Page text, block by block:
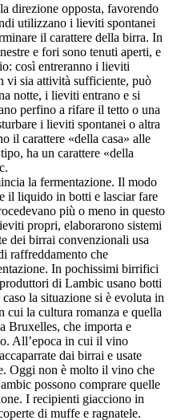
direzione opposta, favorendo
utilizzano i lieviti spontanei
il carattere della birra. In
e fori sono tenuti aperti, e
così entreranno i lieviti
vi sia attività sufficiente, può
notte, i lieviti entrano e si
perfino a rifare il tetto o una
i lieviti spontanei o altra
il carattere «della casa» alle
ha un carattere «della
la fermentazione. Il modo
il liquido in botti e lasciar fare
più o meno in questo
propri, elaborarono sistemi
dei birrai convenzionali usa
raffreddamento che
In pochissimi birrifici
di Lambic usano botti
la situazione si è evoluta in
cui la cultura romanza e quella
Bruxelles, che importa e
All’epoca in cui il vino
dai birrai e usate
Oggi non è molto il vino che
possono comprare quelle
I recipienti giacciono in
di muffe e ragnatele.